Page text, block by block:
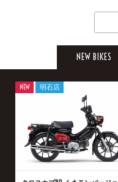
NEW BIKES
NEW 明石店